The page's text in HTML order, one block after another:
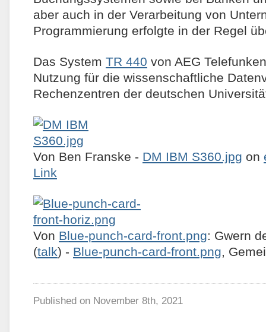
aber auch in der Verarbeitung von
Programmierung erfolgte in der Regel
Das System TR 440 von AEG
Nutzung für die wissenschaftliche
Rechenzentren der deutschen
Von Ben Franske - DM IBM S360.jpg on
Link
Von Blue-punch-card-front.png: Gwern
(talk) - Blue-punch-card-front.png,
Published on November 8th, 2021